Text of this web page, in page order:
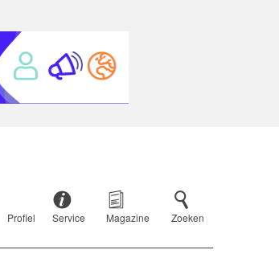
Profiel Service Magazine Zoeken